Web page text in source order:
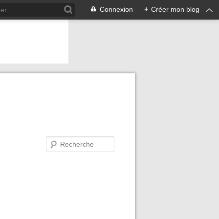
Connexion + Créer mon blog